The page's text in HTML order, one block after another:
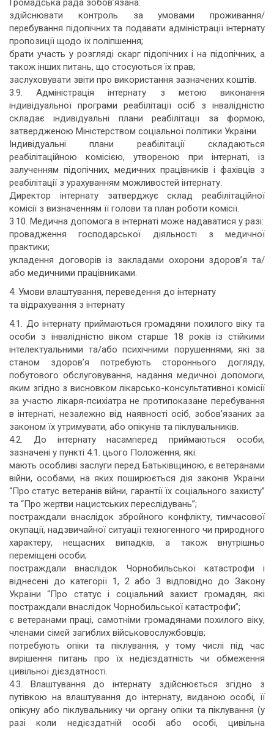
Громадська рада зобов’язана:
здійснювати контроль за умовами проживання/
перебування підопічних та подавати адміністрації інтернату
пропозиції щодо їх поліпшення;
брати участь у розгляді скарг підопічних і на підопічних, а
також інших питань, що стосуються їх прав;
заслуховувати звіти про використання зазначених коштів.
3.9. Адміністрація інтернату з метою виконання
індивідуальної програми реабілітації осіб з інвалідністю
складає індивідуальні плани реабілітації за формою,
затвердженою Міністерством соціальної політики України.
Індивідуальні плани реабілітації складаються
реабілітаційною комісією, утвореною при інтернаті, із
залученням підопічних, медичних працівників і фахівців з
реабілітації з урахуванням можливостей інтернату.
Директор інтернату затверджує склад реабілітаційної
комісії з визначенням її голови та план роботи комісії.
3.10. Медична допомога в інтернаті може надаватися у разі:
провадження господарської діяльності з медичної
практики;
укладення договорів із закладами охорони здоров’я та/
або медичними працівниками.
4. Умови влаштування, переведення до інтернату
та відрахування з інтернату
4.1. До інтернату приймаються громадяни похилого віку та
особи з інвалідністю віком старше 18 років із стійкими
інтелектуальними та/або психічними порушеннями, які за
станом здоров’я потребують стороннього догляду,
побутового обслуговування, надання медичної допомоги,
яким згідно з висновком лікарсько-консультативної комісії
за участю лікаря-психіатра не протипоказане перебування
в інтернаті, незалежно від наявності осіб, зобов’язаних за
законом їх утримувати, або опікунів та піклувальників.
4.2. До інтернату насамперед приймаються особи,
зазначені у пункті 4.1. цього Положення, які:
мають особливі заслуги перед Батьківщиною, є ветеранами
війни, особами, на яких поширюється дія законів України
“Про статус ветеранів війни, гарантії їх соціального захисту”
та “Про жертви нацистських переслідувань”;
постраждали внаслідок збройного конфлікту, тимчасової
окупації, надзвичайної ситуації техногенного чи природного
характеру, нещасних випадків, а також внутрішньо
переміщені особи;
постраждали внаслідок Чорнобильської катастрофи і
віднесені до категорії 1, 2 або 3 відповідно до Закону
України “Про статус і соціальний захист громадян, які
постраждали внаслідок Чорнобильської катастрофи”;
є ветеранами праці, самотніми громадянами похилого віку,
членами сімей загиблих військовослужбовців;
потребують опіки та піклування, у тому числі під час
вирішення питань про їх недієздатність чи обмеження
цивільної дієздатності.
4.3. Влаштування до інтернату здійснюється згідно з
путівкою на влаштування до інтернату, виданою особі, її
опікуну або піклувальнику чи органу опіки та піклування (у
разі коли недієздатній особі або особі, цивільна